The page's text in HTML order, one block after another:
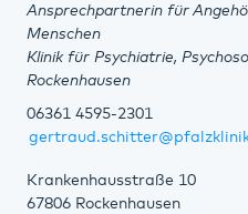
Ansprechpartnerin für
Menschen
Klinik für Psychiatrie,
Rockenhausen
06361 4595-2301
Krankenhausstraße 10
67806 Rockenhausen